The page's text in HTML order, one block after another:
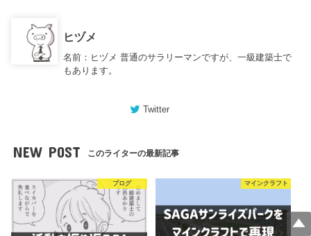
ヒヅメ
名前：ヒヅメ 普通のサラリーマンですが、一級建築士で
もあります。
Twitter
NEW POST このライターの最新記事
ブログ マインクラフト